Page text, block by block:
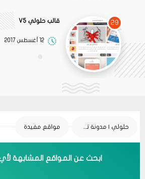
29 قالب حلولي V5
12 أغسطس 2017
حلولي | مدونة تقنية مواقع مفيدة
ابحث عن المواقع المشابهة